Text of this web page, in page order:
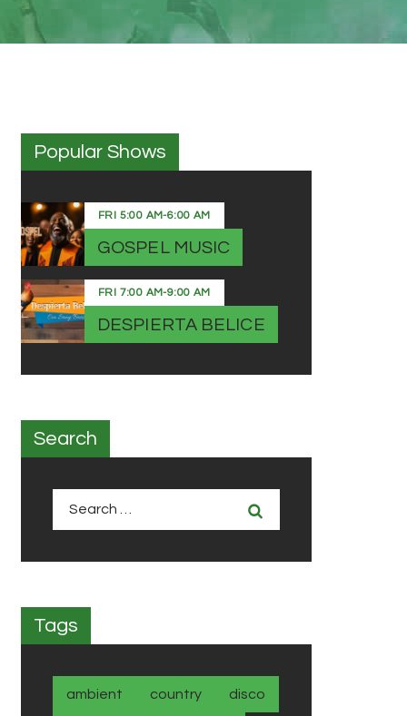
Popular Shows
FRI 5:00 AM-6:00 AM
GOSPEL MUSIC
FRI 7:00 AM-9:00 AM
DESPIERTA BELICE
Search
Tags
ambient country disco